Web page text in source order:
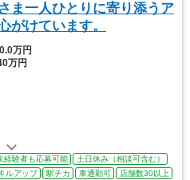
ま一人ひとりに寄り添うア
がけています。
万円
万円
経験者も応募可能
土日休み（相談可含む）
ルアップ 駅チカ 車通勤可 店舗数30以上